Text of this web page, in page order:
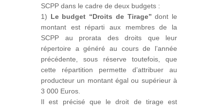
SCPP dans le cadre de deux budgets :
1) Le budget “Droits de Tirage” dont le
montant est réparti aux membres de la
SCPP au prorata des droits que leur
répertoire a généré au cours de l’année
précédente, sous réserve toutefois, que
cette répartition permette d’attribuer au
producteur un montant égal ou supérieur à
3 000 Euros.
Il est précisé que le droit de tirage est